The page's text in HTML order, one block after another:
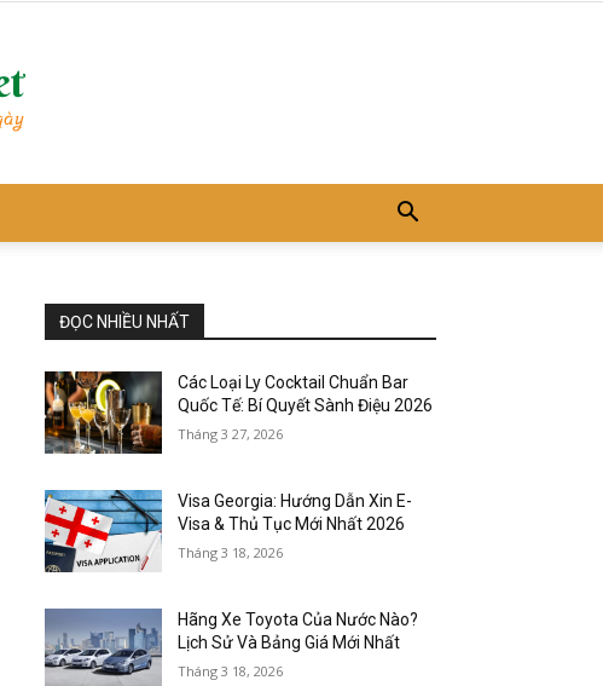
ĐỌC NHIỀU NHẤT
Các Loại Ly Cocktail Chuẩn Bar
Quốc Tế: Bí Quyết Sành Điệu 2026
Tháng 3 27, 2026
Visa Georgia: Hướng Dẫn Xin E-
Visa & Thủ Tục Mới Nhất 2026
Tháng 3 18, 2026
Hãng Xe Toyota Của Nước Nào?
Lịch Sử Và Bảng Giá Mới Nhất
Tháng 3 18, 2026